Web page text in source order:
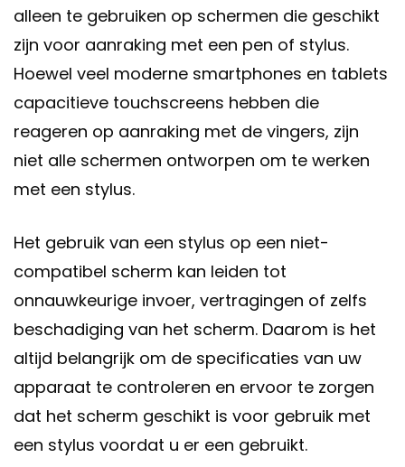
alleen te gebruiken op schermen die geschikt
zijn voor aanraking met een pen of stylus.
Hoewel veel moderne smartphones en tablets
capacitieve touchscreens hebben die
reageren op aanraking met de vingers, zijn
niet alle schermen ontworpen om te werken
met een stylus.
Het gebruik van een stylus op een niet-
compatibel scherm kan leiden tot
onnauwkeurige invoer, vertragingen of zelfs
beschadiging van het scherm. Daarom is het
altijd belangrijk om de specificaties van uw
apparaat te controleren en ervoor te zorgen
dat het scherm geschikt is voor gebruik met
een stylus voordat u er een gebruikt.